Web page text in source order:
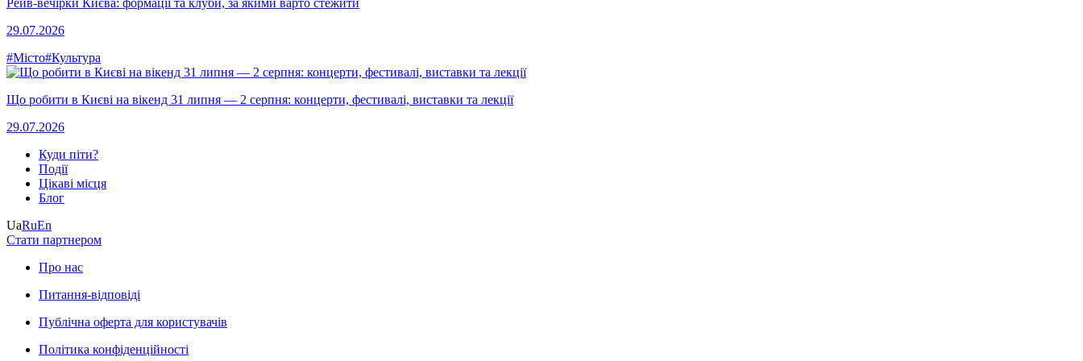
29.07.2026
#Місто#Культура
Що робити в Києві на вікенд 31 липня — 2 серпня: концерти, фестивалі, виставки та лекції
29.07.2026
Куди піти?
Події
Цікаві місця
Блог
UaRuEn
Стати партнером
Про нас
Питання-відповіді
Публічна оферта для користувачів
Політика конфіденційності